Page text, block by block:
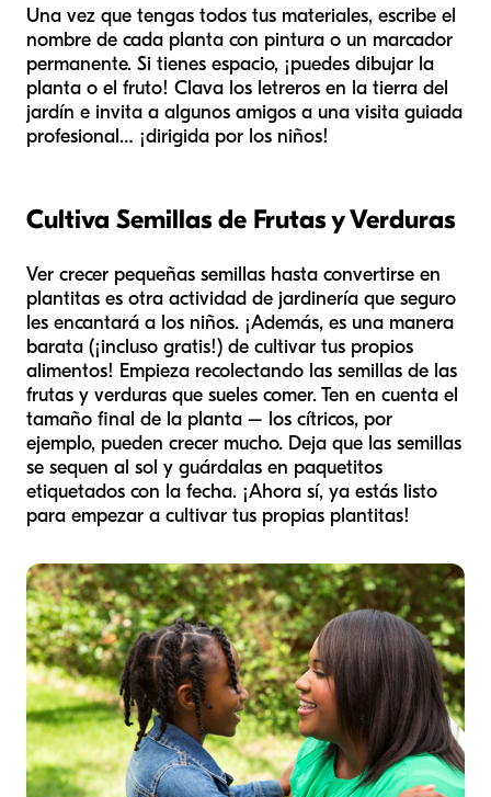
Una vez que tengas todos tus materiales, escribe el
nombre de cada planta con pintura o un marcador
permanente. Si tienes espacio, ¡puedes dibujar la
planta o el fruto! Clava los letreros en la tierra del
jardín e invita a algunos amigos a una visita guiada
profesional… ¡dirigida por los niños!
Cultiva Semillas de Frutas y Verduras
Ver crecer pequeñas semillas hasta convertirse en
plantitas es otra actividad de jardinería que seguro
les encantará a los niños. ¡Además, es una manera
barata (¡incluso gratis!) de cultivar tus propios
alimentos! Empieza recolectando las semillas de las
frutas y verduras que sueles comer. Ten en cuenta el
tamaño final de la planta – los cítricos, por
ejemplo, pueden crecer mucho. Deja que las semillas
se sequen al sol y guárdalas en paquetitos
etiquetados con la fecha. ¡Ahora sí, ya estás listo
para empezar a cultivar tus propias plantitas!